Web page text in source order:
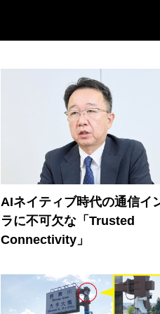
AIネイティブ時代の通信イ
ラに不可欠な「Trusted
Connectivity」